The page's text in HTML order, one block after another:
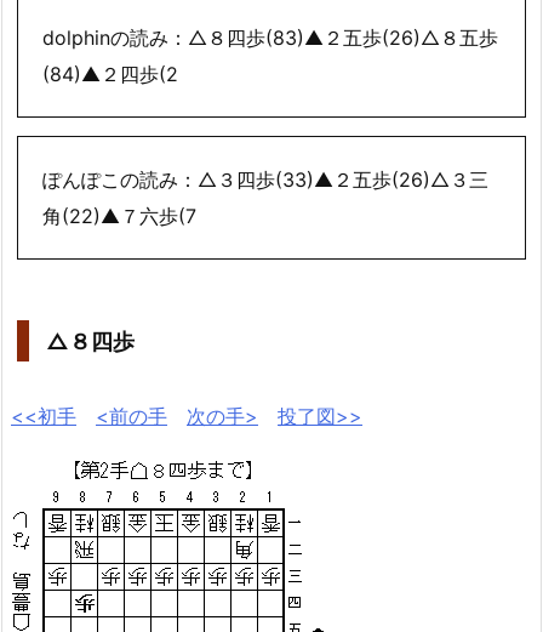
dolphinの読み：△８四歩(83)▲２五歩(26)△８五歩
(84)▲２四歩(2
ぽんぽこの読み：△３四歩(33)▲２五歩(26)△３三
角(22)▲７六歩(7
△８四歩
<<初手 <前の手 次の手> 投了図>>